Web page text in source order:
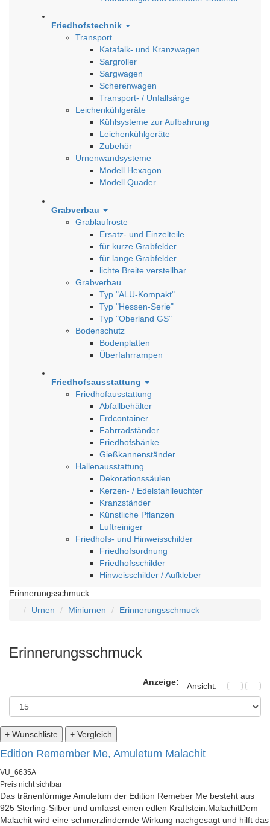
Friedhofstechnik
Transport
Katafalk- und Kranzwagen
Sargroller
Sargwagen
Scherenwagen
Transport- / Unfallsärge
Leichenkühlgeräte
Kühlsysteme zur Aufbahrung
Leichenkühlgeräte
Zubehör
Urnenwandsysteme
Modell Hexagon
Modell Quader
Grabverbau
Grablaufroste
Ersatz- und Einzelteile
für kurze Grabfelder
für lange Grabfelder
lichte Breite verstellbar
Grabverbau
Typ "ALU-Kompakt"
Typ "Hessen-Serie"
Typ "Oberland GS"
Bodenschutz
Bodenplatten
Überfahrrampen
Friedhofsausstattung
Friedhofausstattung
Abfallbehälter
Erdcontainer
Fahrradständer
Friedhofsbänke
Gießkannenständer
Hallenausstattung
Dekorationssäulen
Kerzen- / Edelstahlleuchter
Kranzständer
Künstliche Pflanzen
Luftreiniger
Friedhofs- und Hinweisschilder
Friedhofsordnung
Friedhofsschilder
Hinweisschilder / Aufkleber
Erinnerungsschmuck
Urnen
Miniurnen Erinnerungsschmuck
Erinnerungsschmuck
Ansicht:
Anzeige:
+ Wunschliste + Vergleich
Edition Remember Me, Amuletum Malachit
VU_6635A
Preis nicht sichtbar
Das tränenförmige Amuletum der Edition Remeber Me besteht aus
925 Sterling-Silber und umfasst einen edlen Kraftstein.MalachitDem
Malachit wird eine schmerzlindernde Wirkung nachgesagt und hilft das